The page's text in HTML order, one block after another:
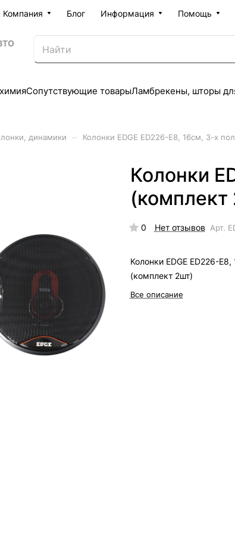
Компания Блог Информация Помощь
Сопутствующие товарыЛамбрекены, шторы
динамики Колонки EDGE ED226-E8, 16см, 3-х
Колонки
0 Нет отзывов Арт.
Колонки EDGE ED226-
(комплект 2шт)
Все описание